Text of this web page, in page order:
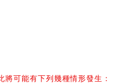
可能有下列幾種情形發生：